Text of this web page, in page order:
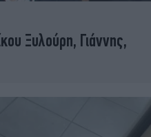
Ξυλούρη, Γιάννης,